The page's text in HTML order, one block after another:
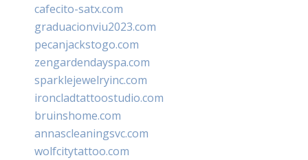
cafecito-satx.com
graduacionviu2023.com
pecanjackstogo.com
zengardendayspa.com
sparklejewelryinc.com
ironcladtattoostudio.com
bruinshome.com
annascleaningsvc.com
wolfcitytattoo.com